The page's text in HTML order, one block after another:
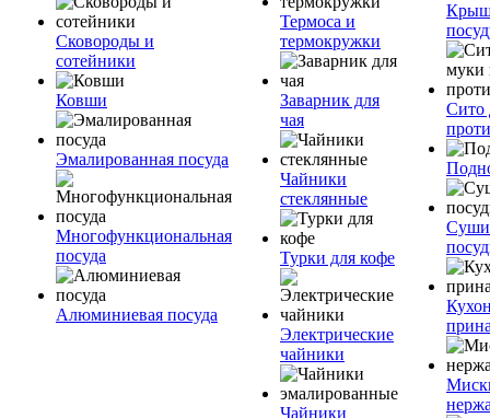
Сковороды и
сотейники
Ковши
Эмалированная посуда
Многофункциональная
посуда
Алюминиевая посуда
Термоса и
термокружки
Заварник для
чая
Чайники
стеклянные
Турки для кофе
Электрические
чайники
Чайники
Сито